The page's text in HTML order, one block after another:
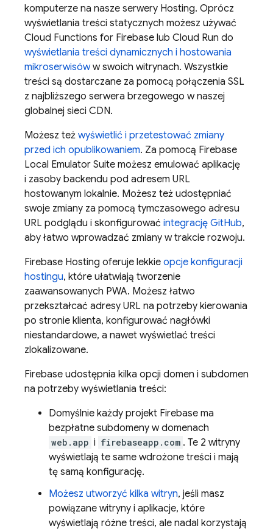
komputerze na nasze serwery Hosting. Oprócz
wyświetlania treści statycznych możesz używać
Cloud Functions for Firebase lub Cloud Run do
wyświetlania treści dynamicznych i hostowania
mikroserwisóww swoich witrynach. Wszystkie
treści są dostarczane za pomocą połączenia SSL
z najbliższego serwera brzegowego w naszej
globalnej sieci CDN.
Możesz też wyświetlić i przetestować zmiany
przed ich opublikowaniem. Za pomocą Firebase
Local Emulator Suite możesz emulować aplikację
i zasoby backendu pod adresem URL
hostowanym lokalnie. Możesz też udostępniać
swoje zmiany za pomocą tymczasowego adresu
URL podglądu i skonfigurować integrację GitHub,
aby łatwo wprowadzać zmiany w trakcie rozwoju.
Firebase Hosting oferuje lekkie opcje konfiguracji
hostingu, które ułatwiają tworzenie
zaawansowanych PWA. Możesz łatwo
przekształcać adresy URL na potrzeby kierowania
po stronie klienta, konfigurować nagłówki
niestandardowe, a nawet wyświetlać treści
zlokalizowane.
Firebase udostępnia kilka opcji domen i subdomen
na potrzeby wyświetlania treści:
Domyślnie każdy projekt Firebase ma
bezpłatne subdomeny w domenach
web.app i firebaseapp.com . Te 2 witryny
wyświetlają te same wdrożone treści i mają
tę samą konfigurację.
Możesz utworzyć kilka witryn, jeśli masz
powiązane witryny i aplikacje, które
wyświetlają różne treści, ale nadal korzystają